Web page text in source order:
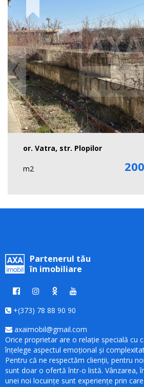
or. Vatra, str. Plopilor
m2
Partenerul tău
în imobiliare
+(373) 78 88 90 90
axaimobil@gmail.com
Orice proprietar are o relație specială cu
înțelege aspectul emoțional și
Pentru că ne respectăm clienții, pentru
sunt doar o ofertă într-o listă. Vânzarea,
unei noi locuințe sunt experiențe prin